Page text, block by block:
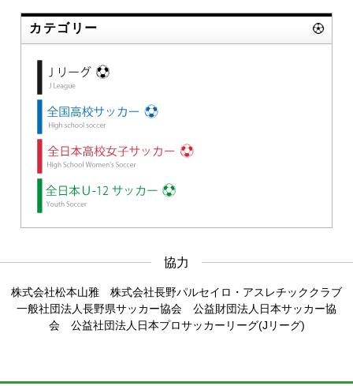
カテゴリー
協力
株式会社松本山雅 株式会社長野パルセイロ・アスレチッククラブ
一般社団法人長野県サッカー協会 公益財団法人日本サッカー協
会 公益社団法人日本プロサッカーリーグ(Jリーグ)